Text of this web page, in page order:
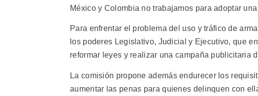
México y Colombia no trabajamos para adoptar
Para enfrentar el problema del uso y tráfico de
los poderes Legislativo, Judicial y Ejecutivo, que
reformar leyes y realizar una campaña publicitaria
La comisión propone además endurecer los
aumentar las penas para quienes delinquen con